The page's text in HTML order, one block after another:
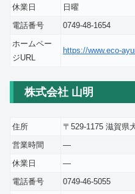
休業日
日曜
電話番号
0749-48-1654
ホームペー
ジURL
https://www.eco-
株式会社 山明
住所 〒529-1175 滋賀県
営業時間
―
休業日
―
電話番号
0749-46-5055